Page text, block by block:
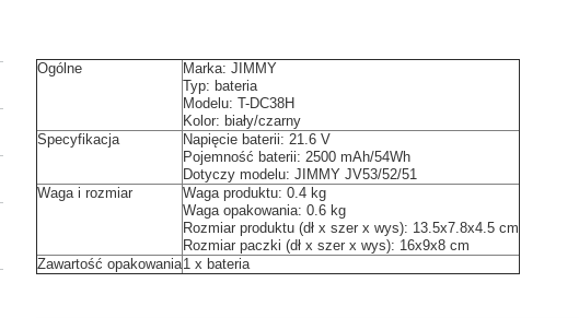
Ogólne
Marka: JIMMY
Typ: bateria
Modelu: T-DC38H
Kolor: biały/czarny
Specyfikacja
Napięcie baterii: 21.6 V
Pojemność baterii: 2500 mAh/54Wh
Dotyczy modelu: JIMMY JV53/52/51
Waga i rozmiar
Waga produktu: 0.4 kg
Waga opakowania: 0.6 kg
Rozmiar produktu (dł x szer x wys): 13.5x7.8x4.5 cm
Rozmiar paczki (dł x szer x wys): 16x9x8 cm
Zawartość opakowania1 x bateria